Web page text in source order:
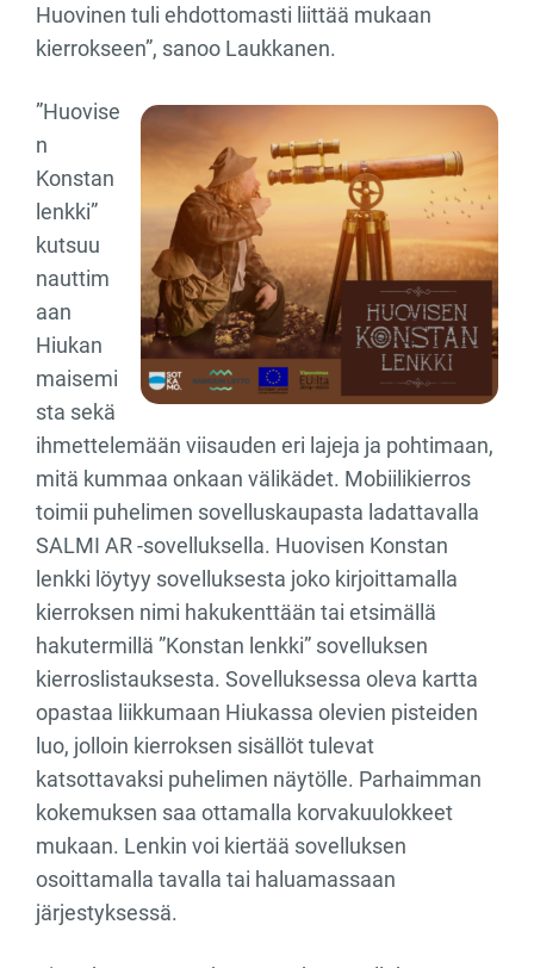
Huovinen tuli ehdottomasti liittää mukaan
kierrokseen”, sanoo Laukkanen.
”Huovise
n
Konstan
lenkki”
kutsuu
nauttim
aan
Hiukan
maisemi
sta sekä
ihmettelemään viisauden eri lajeja ja pohtimaan,
mitä kummaa onkaan välikädet. Mobiilikierros
toimii puhelimen sovelluskaupasta ladattavalla
SALMI AR -sovelluksella. Huovisen Konstan
lenkki löytyy sovelluksesta joko kirjoittamalla
kierroksen nimi hakukenttään tai etsimällä
hakutermillä ”Konstan lenkki” sovelluksen
kierroslistauksesta. Sovelluksessa oleva kartta
opastaa liikkumaan Hiukassa olevien pisteiden
luo, jolloin kierroksen sisällöt tulevat
katsottavaksi puhelimen näytölle. Parhaimman
kokemuksen saa ottamalla korvakuulokkeet
mukaan. Lenkin voi kiertää sovelluksen
osoittamalla tavalla tai haluamassaan
järjestyksessä.